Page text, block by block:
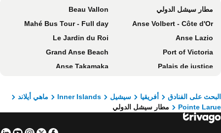
DoubleTree by Hilton Seychelles - Allamanda Resort & Spa
فالميه ريزورت
Anse Soleil Beachcomber
لا ريزيدنس
فيلا شيه باتيستا
Chateau Elysium
رومانس بونجالوز
كراون بيتش هوتل
Sables d'Or Luxury Apartments
Beach Cottages
The Ridge Residence
Beau Vallon Bungalows
CaranaBeach
Bel Eau Residence
مطار سيشل الدولي
Beau Vallon
Anse Volbert - Côte d'Or
Mahé Bus Tour - Full day
Anse Lazio
Le Jardin du Roi
Port of Victoria
Grand Anse Beach
Palais de justice
Anse Takamaka
Praslin Island Airport
Vallée de Mai
Anse Georgette
Anse Source d'Argent
على الفنادق أفريقيا سيشيل Inner Islands
ماهي أيلاند
Pointe
مطار سيشل الدولي